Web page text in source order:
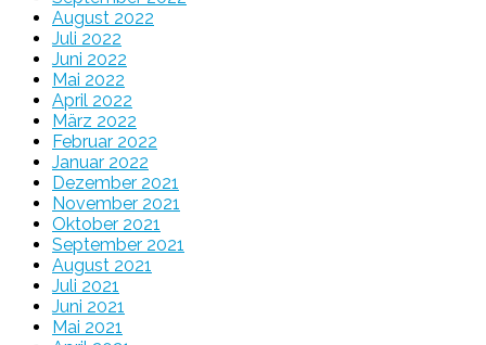
August 2022
Juli 2022
Juni 2022
Mai 2022
April 2022
März 2022
Februar 2022
Januar 2022
Dezember 2021
November 2021
Oktober 2021
September 2021
August 2021
Juli 2021
Juni 2021
Mai 2021